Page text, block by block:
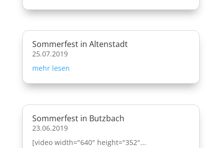
Sommerfest in Altenstadt
25.07.2019
mehr lesen
Sommerfest in Butzbach
23.06.2019
[video width="640" height="352"...